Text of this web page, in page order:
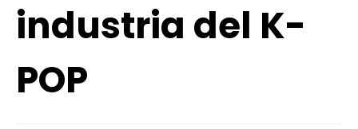
industria del K-
POP